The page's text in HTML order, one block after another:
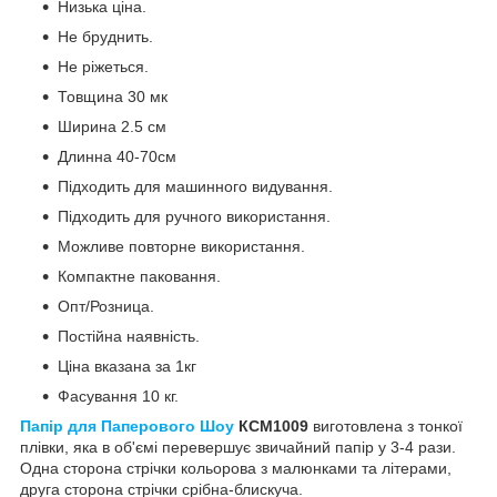
Низька ціна.
Не бруднить.
Не ріжеться.
Товщина 30 мк
Ширина 2.5 см
Длинна 40-70см
Підходить для машинного видування.
Підходить для ручного використання.
Можливе повторне використання.
Компактне паковання.
Опт/Розница.
Постійна наявність.
Ціна вказана за 1кг
Фасування 10 кг.
Папір для Паперового Шоу КСМ1009 виготовлена з тонкої
плівки, яка в об'ємі перевершує звичайний папір у 3-4 рази.
Одна сторона стрічки кольорова з малюнками та літерами,
друга сторона стрічки срібна-блискуча.